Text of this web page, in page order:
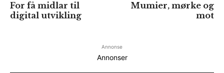
For få midlar til
digital utvikling
Mumier, mørke og
mot
Annonse
Annonser